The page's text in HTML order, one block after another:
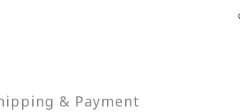
& Payment